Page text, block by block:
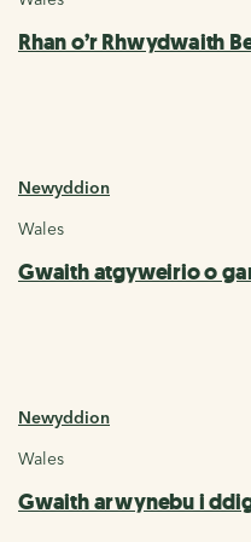
Rhan o’r Rhwydwaith
Newyddion
Wales
Gwaith atgyweirio o
Newyddion
Wales
Gwaith arwynebu i